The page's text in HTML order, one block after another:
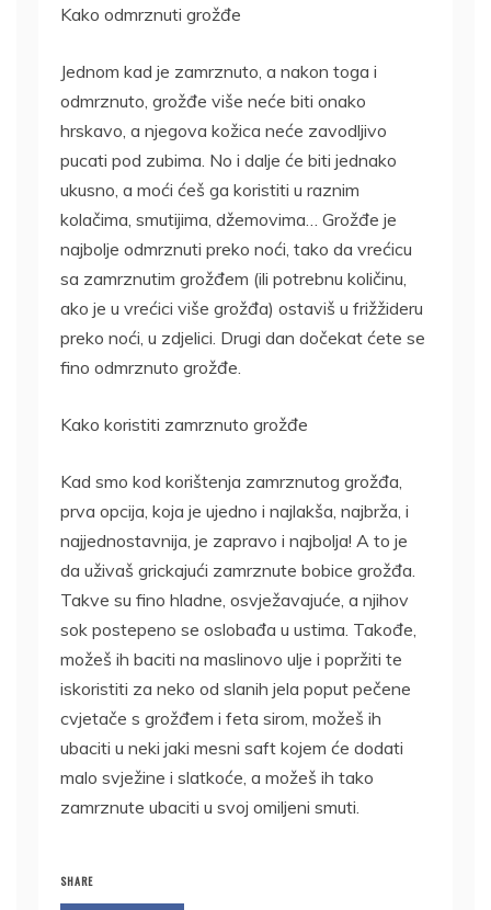
Kako odmrznuti grožđe
Jednom kad je zamrznuto, a nakon toga i
odmrznuto, grožđe više neće biti onako
hrskavo, a njegova kožica neće zavodljivo
pucati pod zubima. No i dalje će biti jednako
ukusno, a moći ćeš ga koristiti u raznim
kolačima, smutijima, džemovima… Grožđe je
najbolje odmrznuti preko noći, tako da vrećicu
sa zamrznutim grožđem (ili potrebnu količinu,
ako je u vrećici više grožđa) ostaviš u frižžideru
preko noći, u zdjelici. Drugi dan dočekat ćete se
fino odmrznuto grožđe.
Kako koristiti zamrznuto grožđe
Kad smo kod korištenja zamrznutog grožđa,
prva opcija, koja je ujedno i najlakša, najbrža, i
najjednostavnija, je zapravo i najbolja! A to je
da uživaš grickajući zamrznute bobice grožđa.
Takve su fino hladne, osvježavajuće, a njihov
sok postepeno se oslobađa u ustima. Takođe,
možeš ih baciti na maslinovo ulje i popržiti te
iskoristiti za neko od slanih jela poput pečene
cvjetače s grožđem i feta sirom, možeš ih
ubaciti u neki jaki mesni saft kojem će dodati
malo svježine i slatkoće, a možeš ih tako
zamrznute ubaciti u svoj omiljeni smuti.
SHARE